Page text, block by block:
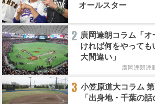
オールスター
2 廣岡達朗コラム「オ
ければ何をやっても
大間違い」
廣岡達朗連
3 小笠原道大コラム
「出身地・千葉の